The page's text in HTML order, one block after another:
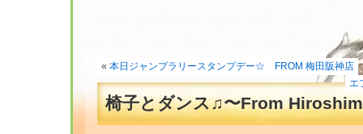
« 本日ジャンプラリースタンプデー☆ FROM 梅田阪神店
エ
椅子とダンス♫〜From